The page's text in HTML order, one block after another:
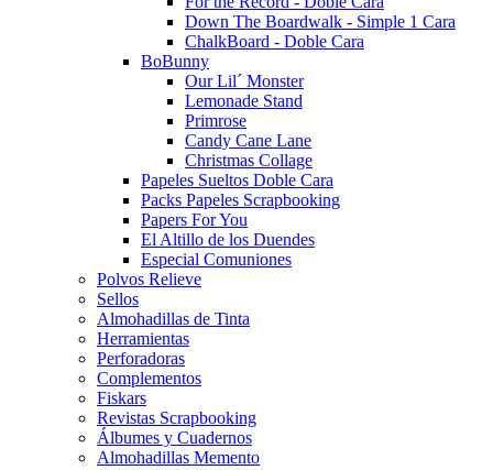
Down The Boardwalk - Simple 1 Cara
ChalkBoard - Doble Cara
BoBunny
Our Lil´ Monster
Lemonade Stand
Primrose
Candy Cane Lane
Christmas Collage
Papeles Sueltos Doble Cara
Packs Papeles Scrapbooking
Papers For You
El Altillo de los Duendes
Especial Comuniones
Polvos Relieve
Sellos
Almohadillas de Tinta
Herramientas
Perforadoras
Complementos
Fiskars
Revistas Scrapbooking
Álbumes y Cuadernos
Almohadillas Memento